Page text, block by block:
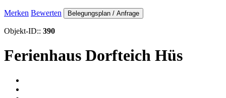
Merken Bewerten Belegungsplan / Anfrage
Objekt-ID:: 390
Ferienhaus Dorfteich Hüs